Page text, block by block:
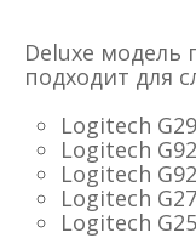
Deluxe модель
подходит для
Logitech
Logitech
Logitech
Logitech
Logitech